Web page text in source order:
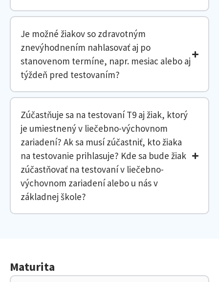
Je možné žiakov so zdravotným
znevýhodnením nahlasovať aj po
stanovenom termíne, napr. mesiac alebo aj
týždeň pred testovaním?
Zúčastňuje sa na testovaní T9 aj žiak, ktorý
je umiestnený v liečebno-výchovnom
zariadení? Ak sa musí zúčastniť, kto žiaka
na testovanie prihlasuje? Kde sa bude žiak
zúčastňovať na testovaní v liečebno-
výchovnom zariadení alebo u nás v
základnej škole?
Maturita